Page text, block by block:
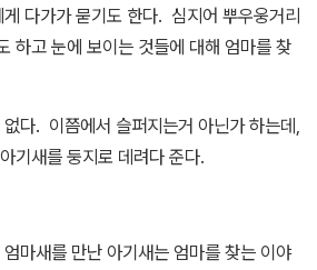
다가가 묻기도 한다. 심지어 뿌우웅거리
하고 눈에 보이는 것들에 대해 엄마를 찾
다. 이쯤에서 슬퍼지는거 아닌가 하는데,
기새를 둥지로 데려다 준다.
마새를 만난 아기새는 엄마를 찾는 이야